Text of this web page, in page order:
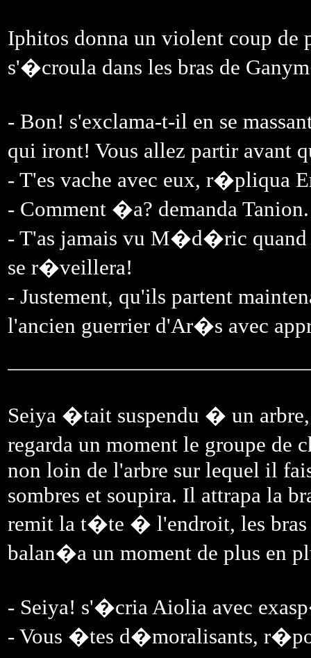
Iphitos donna un violent coup
s'�croula dans les bras de
- Bon! s'exclama-t-il en se
qui iront! Vous allez partir
- T'es vache avec eux, r�pliqua
- Comment �a? demanda Tanion.
- T'as jamais vu M�d�ric
se r�veillera!
- Justement, qu'ils partent
l'ancien guerrier d'Ar�s avec
Seiya �tait suspendu � un
regarda un moment le groupe de
non loin de l'arbre sur lequel il
sombres et soupira. Il attrapa la
remit la t�te � l'endroit, les bras
balan�a un moment de plus en
- Seiya! s'�cria Aiolia avec
- Vous �tes d�moralisants,